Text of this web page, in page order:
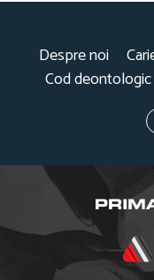
Despre noi
Cod deontologic